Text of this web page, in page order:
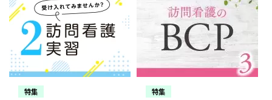
特集 特集